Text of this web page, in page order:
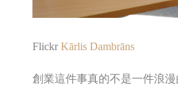
Flickr Kārlis Dambrāns
創業這件事真的不是一件浪